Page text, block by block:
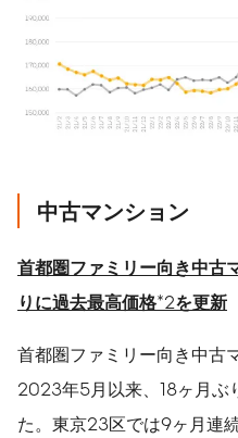
中古マンション
首都圏ファミリー向き中古
りに過去最高価格*2を更新
首都圏ファミリー向き中古
2023年5月以来、18ヶ月ぶ
た。東京23区では9ヶ月連